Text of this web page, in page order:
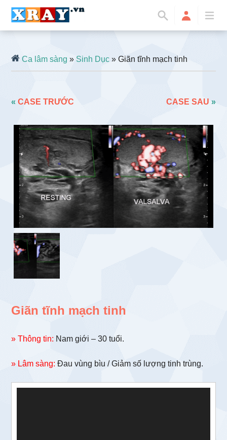
Ca lâm sàng »Sinh Dục » Giãn tĩnh mạch tinh
«CASE TRƯỚC CASE SAU »
Giãn tĩnh mạch tinh
» Thông tin: Nam giới – 30 tuổi.
» Lâm sàng: Đau vùng bìu / Giảm số lượng tinh trùng.